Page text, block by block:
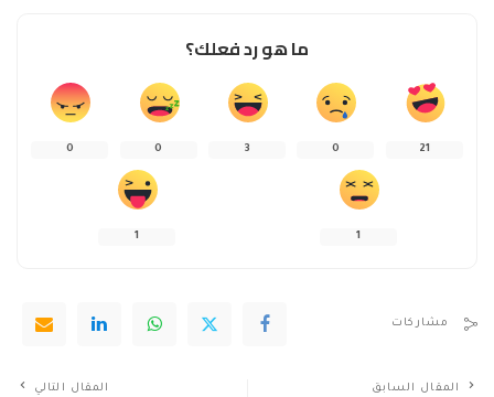
ما هو رد فعلك؟
21
0
3
0
0
1
1
مشاركات
المقال السابق المقال التالي